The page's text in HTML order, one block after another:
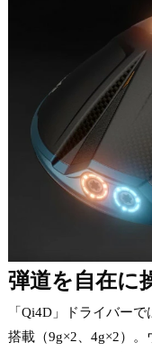
弾道を自在に
「Qi4D」ドライバー
搭載（9g×2、4g×2）